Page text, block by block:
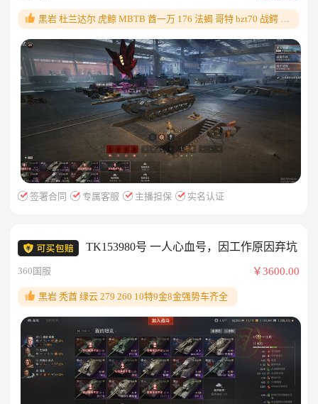
黑岩 杜兰达尔 虎鲸 MBTB 酋一万 176 法蝎 哥特 bzt70 战鳄 布
雷扬 掠夺者 033 石龟 E65 T56
签署合同 专属客服 主播担保 实名认证
TK153980号 一人心血号，因工作原因弃坑
360国服 ￥3600.00
黑岩 秃酋 绿云 279 260 10特9金8金强势车齐全